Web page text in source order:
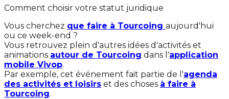
Comment choisir votre statut juridique
Vous cherchez que faire à Tourcoing aujourd'hui
ou ce week-end ?
Vous retrouvez plein d'autres idées d'activités et
animations autour de Tourcoing dans l'application
mobile Vivop.
Par exemple, cet événement fait partie de l'agenda
des activités et loisirs et des choses à faire à
Tourcoing.